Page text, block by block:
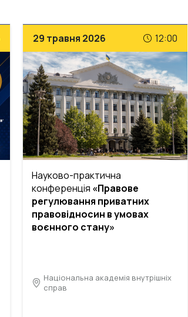
29 травня 2026 12:00
Науково-практична
конференція «Правове
регулювання приватних
правовідносин в умовах
воєнного стану»
Національна академія внутрішніх
справ